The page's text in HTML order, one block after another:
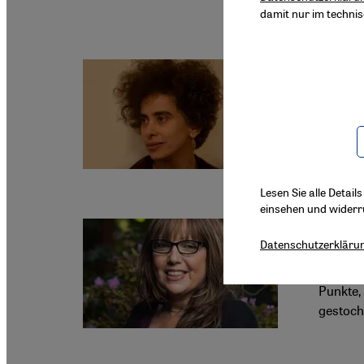
Die
damit nur im
Lesen Sie alle
einsehen und